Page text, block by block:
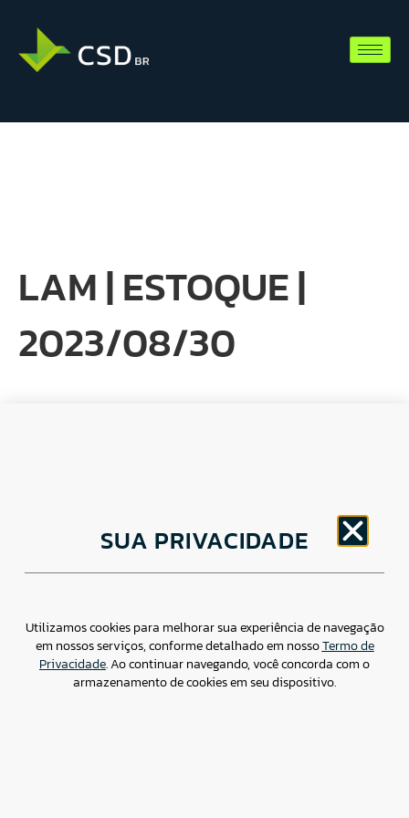
LAM | ESTOQUE |
2023/08/30
Av. Brigadeiro Faria Lima, 1779 – 5oAndar Jardim
Paulistano, São Paulo/ SP – CEP: 01452-914
Assessoria de imprensa: imprensa@csdbr.com
SUA PRIVACIDADE
Utilizamos cookies para melhorar sua experiência de navegação
em nossos serviços, conforme detalhado em nossoTermo de
Privacidade. Ao continuar navegando, você concorda com o
armazenamento de cookies em seu dispositivo.